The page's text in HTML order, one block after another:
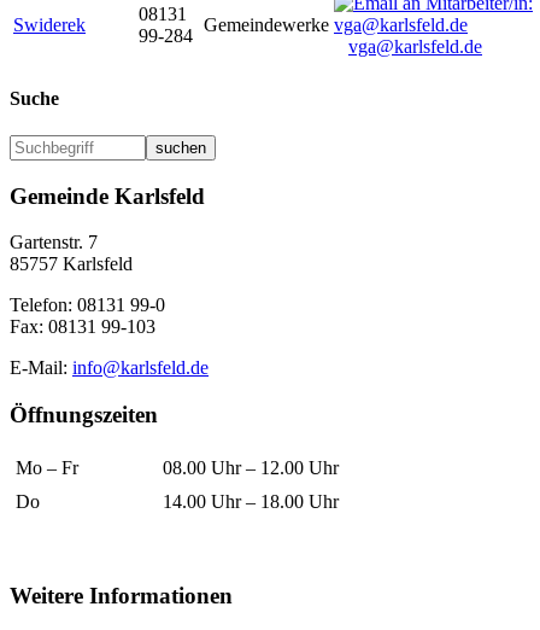
Swiderek
08131
99-284
Gemeindewerke
vga@karlsfeld.de
Suche
suchen
Gemeinde Karlsfeld
Gartenstr. 7
85757 Karlsfeld
Telefon: 08131 99-0
Fax: 08131 99-103
E-Mail: info@karlsfeld.de
Öffnungszeiten
Mo – Fr
08.00 Uhr – 12.00 Uhr
Do
14.00 Uhr – 18.00 Uhr
Weitere Informationen